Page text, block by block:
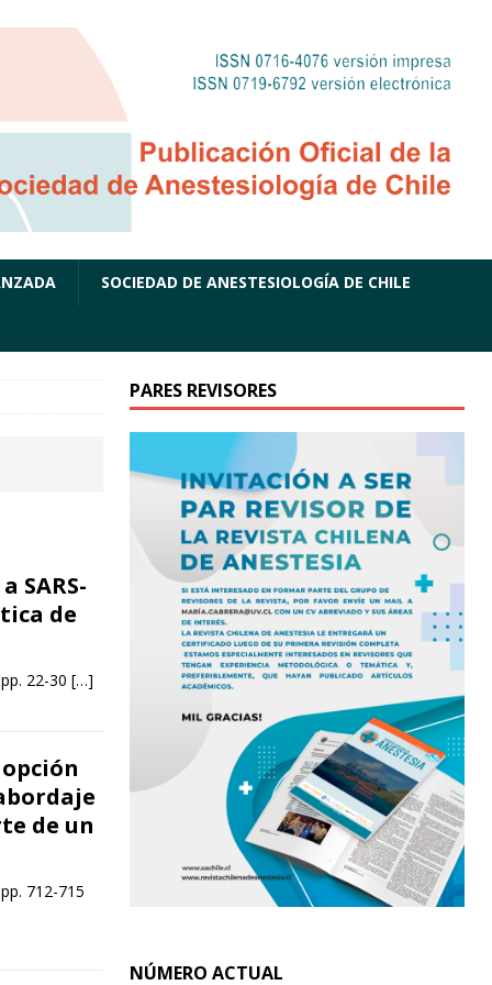
SOCIEDAD DE ANESTESIOLOGÍA DE CHILE
SARS-
de
22-30 […]
de un
712-715
PARES REVISORES
NÚMERO ACTUAL